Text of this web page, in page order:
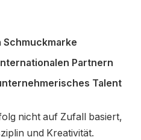
Partnern
Talent
nicht auf Zufall basiert,
und Kreativität.